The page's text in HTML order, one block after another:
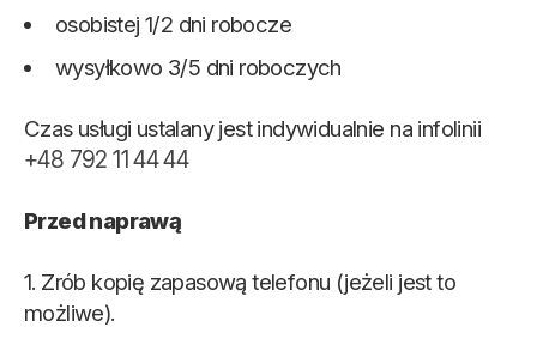
osobistej 1/2 dni robocze
wysyłkowo 3/5 dni roboczych
Czas usługi ustalany jest indywidualnie na infolinii
+48 792 11 44 44
Przed naprawą
1. Zrób kopię zapasową telefonu (jeżeli jest to
możliwe).